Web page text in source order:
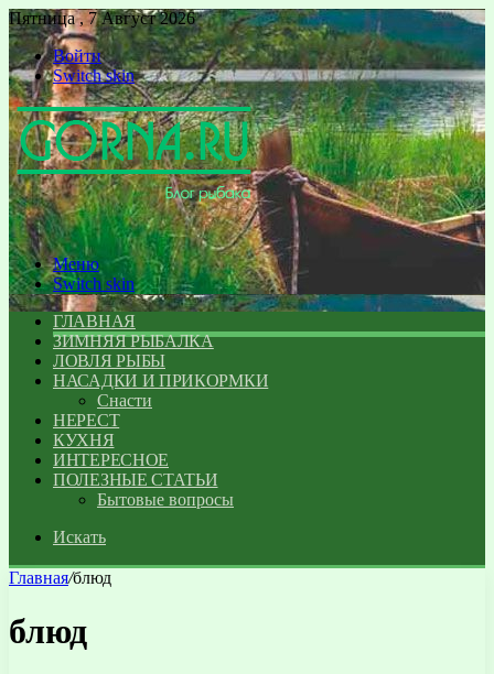
Пятница , 7 Август 2026
Войти
Switch skin
Меню
Switch skin
ГЛАВНАЯ
ЗИМНЯЯ РЫБАЛКА
ЛОВЛЯ РЫБЫ
НАСАДКИ И ПРИКОРМКИ
Снасти
НЕРЕСТ
КУХНЯ
ИНТЕРЕСНОЕ
ПОЛЕЗНЫЕ СТАТЬИ
Бытовые вопросы
Искать
Главная/блюд
блюд